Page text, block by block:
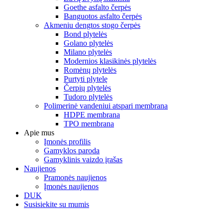
Goethe asfalto čerpės
Banguotos asfalto čerpės
Akmeniu dengtos stogo čerpės
Bond plytelės
Golano plytelės
Milano plytelės
Modernios klasikinės plytelės
Romėnų plytelės
Purtyti plytelę
Čerpių plytelės
Tudoro plytelės
Polimerinė vandeniui atspari membrana
HDPE membrana
TPO membrana
Apie mus
Įmonės profilis
Gamyklos paroda
Gamyklinis vaizdo įrašas
Naujienos
Pramonės naujienos
Įmonės naujienos
DUK
Susisiekite su mumis